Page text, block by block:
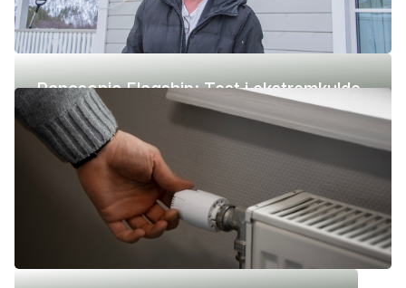
Panasonic Flagship: Test i ekstremkulde
(-42 °C)